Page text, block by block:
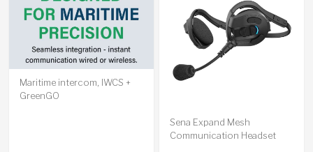
Maritime intercom, IWCS +
GreenGO
Sena Expand Mesh
Communication Headset